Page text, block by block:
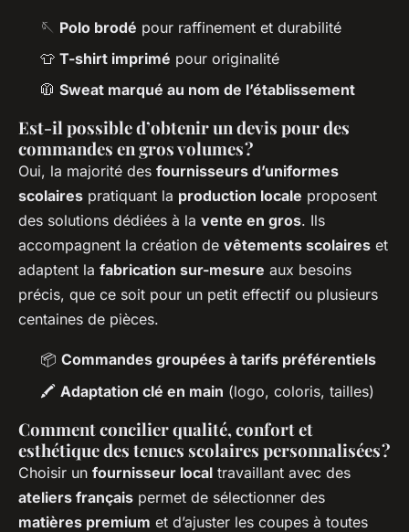
🪡 Polo brodé pour raffinement et durabilité
👕 T-shirt imprimé pour originalité
🧥 Sweat marqué au nom de l’établissement
Est-il possible d’obtenir un devis pour des
commandes en gros volumes ?
Oui, la majorité des fournisseurs d’uniformes
scolaires pratiquant la production locale proposent
des solutions dédiées à la vente en gros. Ils
accompagnent la création de vêtements scolaires et
adaptent la fabrication sur-mesure aux besoins
précis, que ce soit pour un petit effectif ou plusieurs
centaines de pièces.
📦 Commandes groupées à tarifs préférentiels
🖍 Adaptation clé en main (logo, coloris, tailles)
Comment concilier qualité, confort et
esthétique des tenues scolaires personnalisées ?
Choisir un fournisseur local travaillant avec des
ateliers français permet de sélectionner des
matières premium et d’ajuster les coupes à toutes